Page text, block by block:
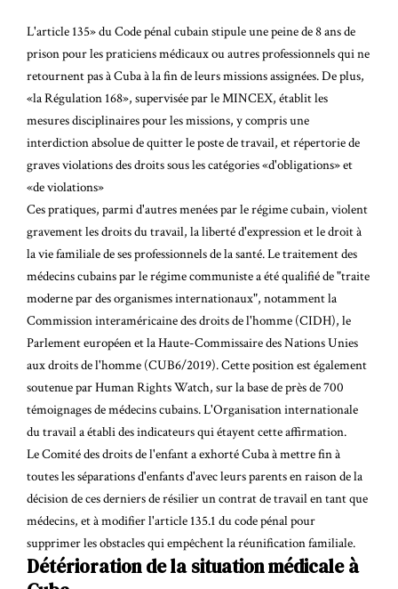
L'article 135» du Code pénal cubain stipule une peine de 8 ans de
prison pour les praticiens médicaux ou autres professionnels qui ne
retournent pas à Cuba à la fin de leurs missions assignées. De plus,
«la Régulation 168», supervisée par le MINCEX, établit les
mesures disciplinaires pour les missions, y compris une
interdiction absolue de quitter le poste de travail, et répertorie de
graves violations des droits sous les catégories «d'obligations» et
«de violations»
Ces pratiques, parmi d'autres menées par le régime cubain, violent
gravement les droits du travail, la liberté d'expression et le droit à
la vie familiale de ses professionnels de la santé. Le traitement des
médecins cubains par le régime communiste a été qualifié de "traite
moderne par des organismes internationaux", notamment la
Commission interaméricaine des droits de l'homme (CIDH), le
Parlement européen et la Haute-Commissaire des Nations Unies
aux droits de l'homme (CUB6/2019). Cette position est également
soutenue par Human Rights Watch, sur la base de près de 700
témoignages de médecins cubains. L'Organisation internationale
du travail a établi des indicateurs qui étayent cette affirmation.
LeComité des droits de l'enfanta exhorté Cuba à mettre fin à
toutes les séparations d'enfants d'avec leurs parents en raison de la
décision de ces derniers de résilier un contrat de travail en tant que
médecins, et à modifier l'article 135.1 du code pénal pour
supprimer les obstacles qui empêchent la réunification familiale.
Détérioration de la situation médicale à